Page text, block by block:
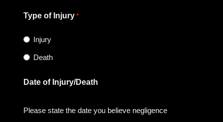
Type of Injury *
Injury
Death
Date of Injury/Death
Please state the date you believe negligence